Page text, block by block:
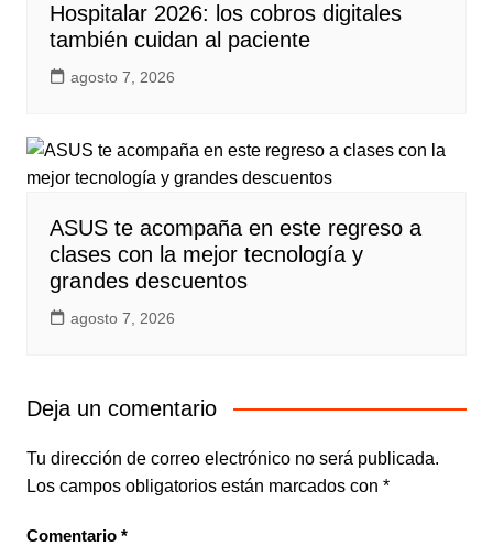
Hospitalar 2026: los cobros digitales
también cuidan al paciente
agosto 7, 2026
ASUS te acompaña en este regreso a
clases con la mejor tecnología y
grandes descuentos
agosto 7, 2026
Deja un comentario
Tu dirección de correo electrónico no será publicada.
Los campos obligatorios están marcados con *
Comentario *